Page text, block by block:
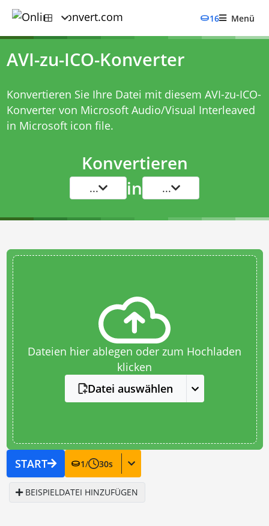
16 Menü
AVI-zu-ICO-Konverter
Konvertieren Sie Ihre Datei mit diesem AVI-zu-ICO-
Konvertervon Microsoft Audio/Visual Interleaved
in Microsoft icon file.
Konvertieren
... in ...
Dateien hier ablegen oder zum Hochladen
klicken
Datei auswählen
START 1/ 30s
BEISPIELDATEI HINZUFÜGEN